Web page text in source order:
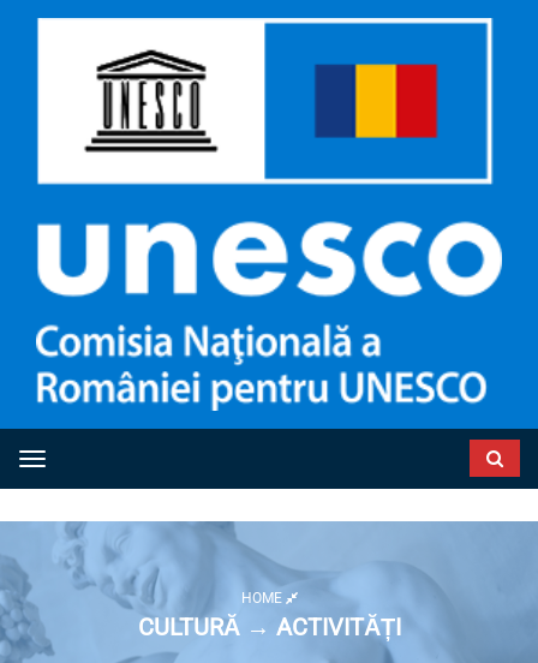
Toggle navigation
HOME
CULTURĂ → ACTIVITĂȚI